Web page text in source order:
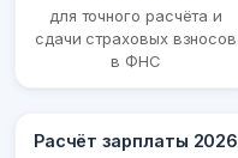
для точного расчёта и
сдачи страховых взносов
в ФНС
Расчёт зарплаты 2026